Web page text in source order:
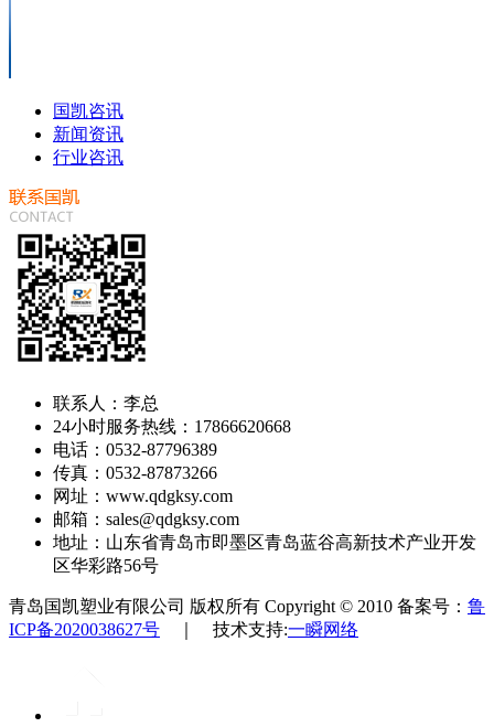
国凯咨讯
新闻资讯
行业咨讯
联系人：李总
24小时服务热线：17866620668
电话：0532-87796389
传真：0532-87873266
网址：www.qdgksy.com
邮箱：sales@qdgksy.com
地址：山东省青岛市即墨区青岛蓝谷高新技术产业开发
区华彩路56号
青岛国凯塑业有限公司 版权所有 Copyright © 2010 备案号： 鲁
ICP备2020038627号 ｜ 技术支持:一瞬网络